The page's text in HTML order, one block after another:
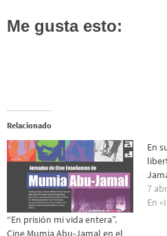
Me gusta esto:
Relacionado
“En prisión mi vida entera”.
En
7
En